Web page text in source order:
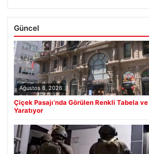
Güncel
Ağustos 8, 2026
Çiçek Pasajı’nda Görülen Renkli Tabela
Yaratıyor